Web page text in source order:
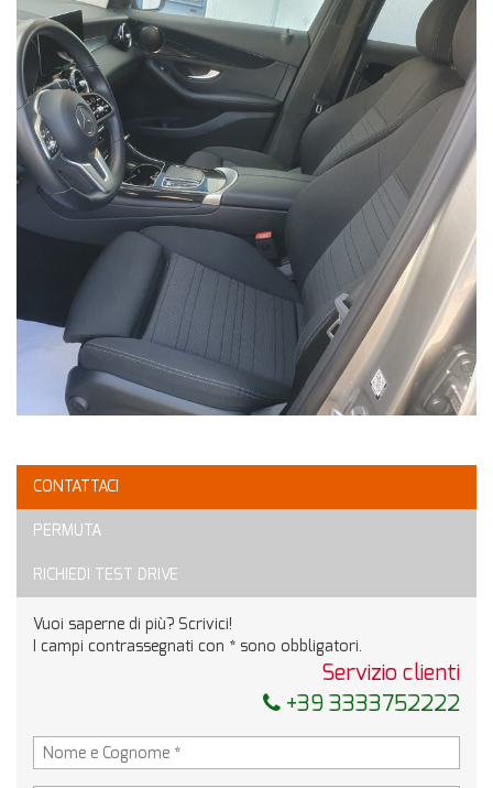
CONTATTACI
PERMUTA
RICHIEDI TEST DRIVE
Vuoi saperne di più? Scrivici!
I campi contrassegnati con * sono obbligatori.
Servizio clienti
+39 3333752222